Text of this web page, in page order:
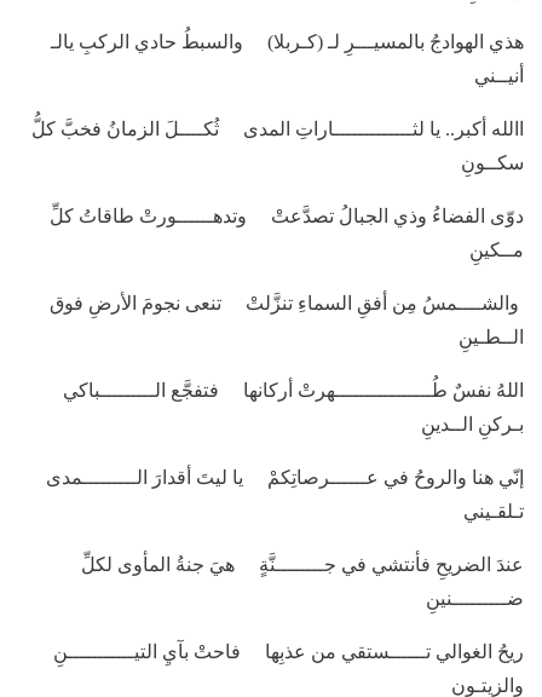
هذي الهوادجُ بالمسيـــرِ لـ (كـربلا) والسبطُ حادي الركبِ يالـ
أنيــني
االله أكبر.. يا لثـــــــــــــاراتِ المدى ثُكــــلَ الزمانُ فخبَّ كلُّ
سكــونِ
دوّى الفضاءُ وذي الجبالُ تصدَّعتْ وتدهــــــورتْ طاقاتُ كلِّ
مــكينِ
والشــــمسُ مِن أفقِ السماءِ تنزَّلتْ تنعى نجومَ الأرضِ فوق
الــطـينِ
اللهُ نفسٌ طُــــــــــــــــهرتْ أركانها فتفجَّع الـــــــــباكي
بـركنِ الــدينِ
إنّي هنا والروحُ في عــــــرصاتِكمْ يا ليتَ أقدارَ الـــــــــمدى
تـلقـيني
عندَ الضريحِ فأنتشي في جــــــــنَّةٍ هيَ جنةُ المأوى لكلِّ
ضـــــــــنينِ
ريحُ الغوالي تــــــستقي من عذبِها فاحتْ بآيِ التيـــــــــــنِ
والزيتـونِ